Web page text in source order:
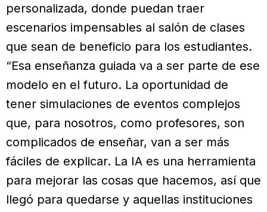
personalizada, donde puedan traer
escenarios impensables al salón de clases
que sean de beneficio para los estudiantes.
“Esa enseñanza guiada va a ser parte de ese
modelo en el futuro. La oportunidad de
tener simulaciones de eventos complejos
que, para nosotros, como profesores, son
complicados de enseñar, van a ser más
fáciles de explicar. La IA es una herramienta
para mejorar las cosas que hacemos, así que
llegó para quedarse y aquellas instituciones